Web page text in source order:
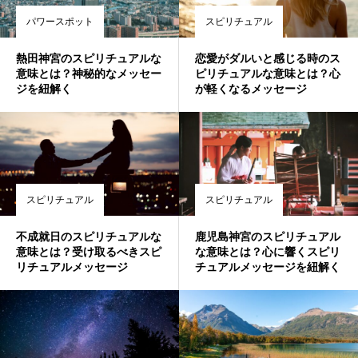
パワースポット
熱田神宮のスピリチュアルな
意味とは？神秘的なメッセー
ジを紐解く
スピリチュアル
恋愛がダルいと感じる時のス
ピリチュアルな意味とは？心
が軽くなるメッセージ
スピリチュアル
不成就日のスピリチュアルな
意味とは？受け取るべきスピ
リチュアルメッセージ
スピリチュアル
鹿児島神宮のスピリチュアル
な意味とは？心に響くスピリ
チュアルメッセージを紐解く